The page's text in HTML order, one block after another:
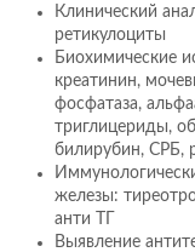
Клинический
ретикулоциты
Биохимические
креатинин,
фосфатаза,
триглицериды,
билирубин, СРБ,
железы:
анти ТГ
Выявление